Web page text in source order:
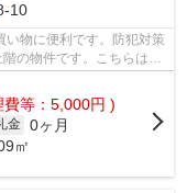
10
物に便利です。防犯対策
の物件です。こちらはエ
費等：5,000円 )
金 0ヶ月
㎡